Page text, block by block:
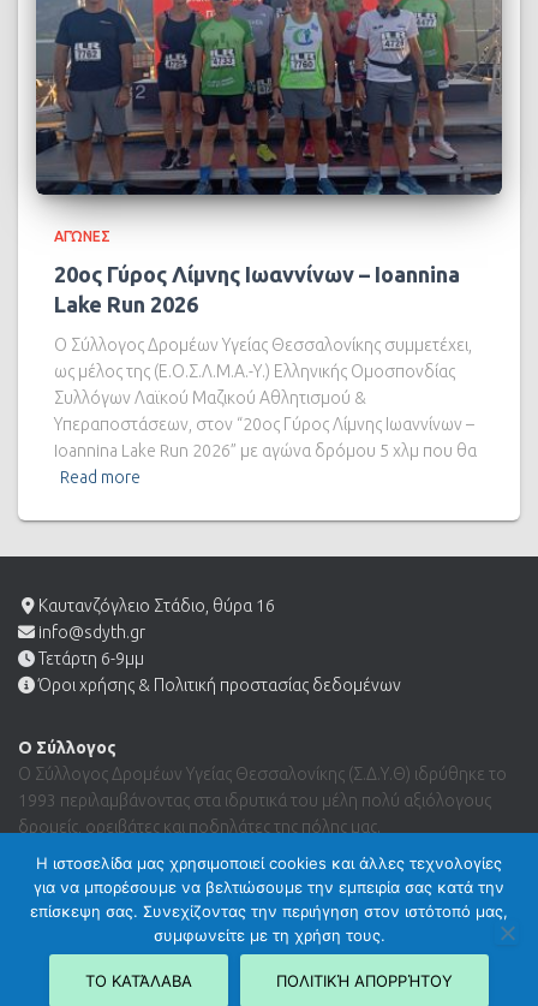
ΑΓΏΝΕΣ
20ος Γύρος Λίμνης Ιωαννίνων – Ioannina
Lake Run 2026
Ο Σύλλογος Δρομέων Υγείας Θεσσαλονίκης συμμετέχει,
ως μέλος της (Ε.Ο.Σ.Λ.Μ.Α.-Υ.) Ελληνικής Ομοσπονδίας
Συλλόγων Λαϊκού Μαζικού Αθλητισμού &
Υπεραποστάσεων, στον “20ος Γύρος Λίμνης Ιωαννίνων –
Ioannina Lake Run 2026” με αγώνα δρόμου 5 χλμ που θα
Read more
Καυτανζόγλειο Στάδιο, θύρα 16
info@sdyth.gr
Τετάρτη 6-9μμ
Όροι χρήσης & Πολιτική προστασίας δεδομένων
Ο Σύλλογος
Ο Σύλλογος Δρομέων Υγείας Θεσσαλονίκης (Σ.Δ.Υ.Θ) ιδρύθηκε το
1993 περιλαμβάνοντας στα ιδρυτικά του μέλη πολύ αξιόλογους
δρομείς, ορειβάτες και ποδηλάτες της πόλης μας.
Search …
Η ιστοσελίδα μας χρησιμοποιεί cookies και άλλες τεχνολογίες
για να μπορέσουμε να βελτιώσουμε την εμπειρία σας κατά την
επίσκεψη σας. Συνεχίζοντας την περιήγηση στον ιστότοπό μας,
συμφωνείτε με τη χρήση τους.
ΤΟ ΚΑΤΆΛΑΒΑ ΠΟΛΙΤΙΚΉ ΑΠΟΡΡΉΤΟΥ